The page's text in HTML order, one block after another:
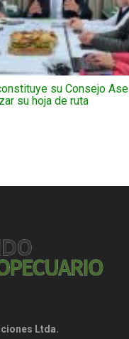
su Consejo
su hoja de ruta
Ltda.